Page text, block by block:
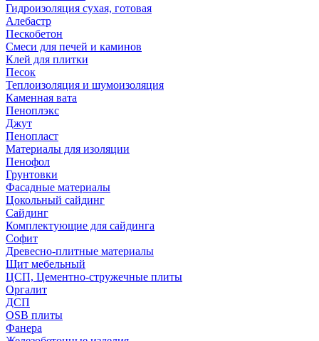
Гидроизоляция сухая, готовая
Алебастр
Пескобетон
Смеси для печей и каминов
Клей для плитки
Песок
Теплоизоляция и шумоизоляция
Каменная вата
Пеноплэкс
Джут
Пенопласт
Материалы для изоляции
Пенофол
Грунтовки
Фасадные материалы
Цокольный сайдинг
Сайдинг
Комплектующие для сайдинга
Софит
Древесно-плитные материалы
Щит мебельный
ЦСП, Цементно-стружечные плиты
Оргалит
ДСП
OSB плиты
Фанера